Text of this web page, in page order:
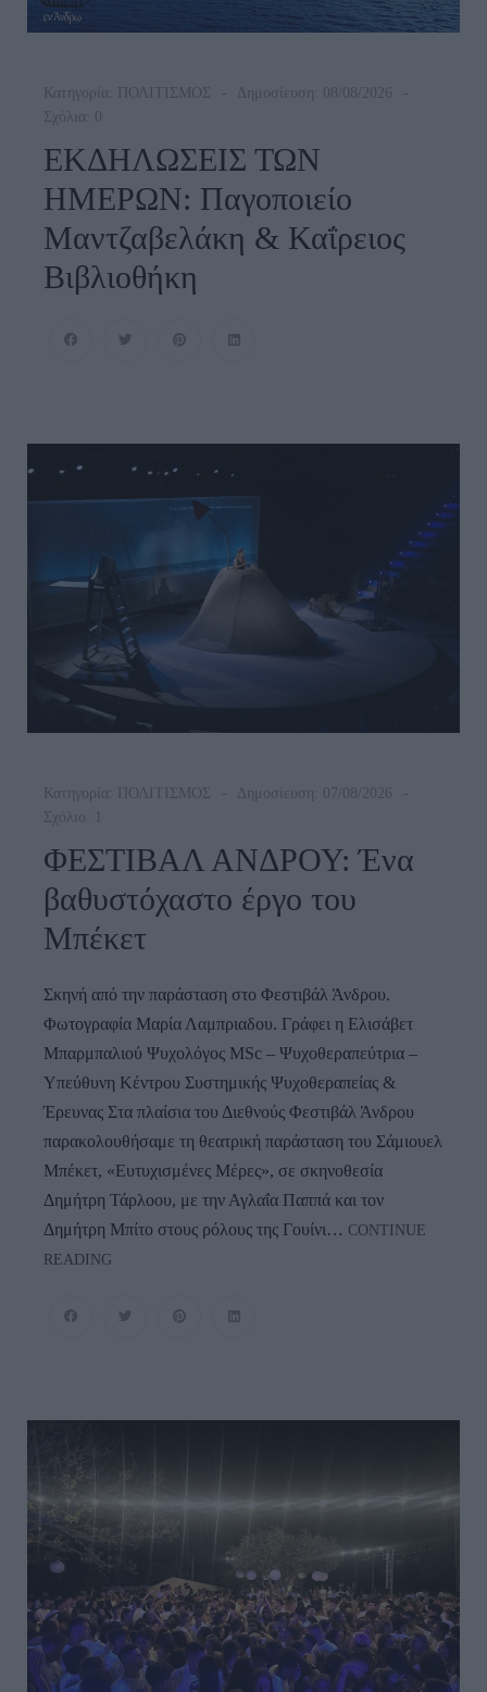
Κατηγορία: ΠΟΛΙΤΙΣΜΟΣ
Δημοσίευση: 08/08/2026
Σχόλια: 0
ΕΚΔΗΛΩΣΕΙΣ ΤΩΝ
ΗΜΕΡΩΝ: Παγοποιείο
Μαντζαβελάκη & Καΐρειος
Βιβλιοθήκη
Κατηγορία: ΠΟΛΙΤΙΣΜΟΣ
Δημοσίευση: 07/08/2026
Σχόλιο: 1
ΦΕΣΤΙΒΑΛ ΑΝΔΡΟΥ: Ένα
βαθυστόχαστο έργο του
Μπέκετ
Σκηνή από την παράσταση στο Φεστιβάλ Άνδρου.
Φωτογραφία Μαρία Λαμπριαδου. Γράφει η Ελισάβετ
Μπαρμπαλιού Ψυχολόγος ΜSc – Ψυχοθεραπεύτρια –
Υπεύθυνη Κέντρου Συστημικής Ψυχοθεραπείας &
Έρευνας Στα πλαίσια του Διεθνούς Φεστιβάλ Άνδρου
παρακολουθήσαμε τη θεατρική παράσταση του Σάμιουελ
Μπέκετ, «Ευτυχισμένες Μέρες», σε σκηνοθεσία
Δημήτρη Τάρλοου, με την Αγλαΐα Παππά και τον
Δημήτρη Μπίτο στους ρόλους της Γουίνι… CONTINUE
READING